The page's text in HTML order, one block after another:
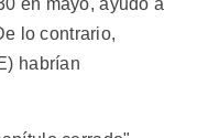
en mayo, ayudó a
lo contrario,
habrían